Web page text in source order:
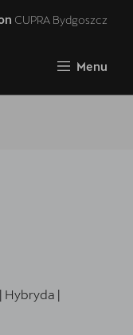
CUPRA Bydgoszcz
Menu
Hybryda |